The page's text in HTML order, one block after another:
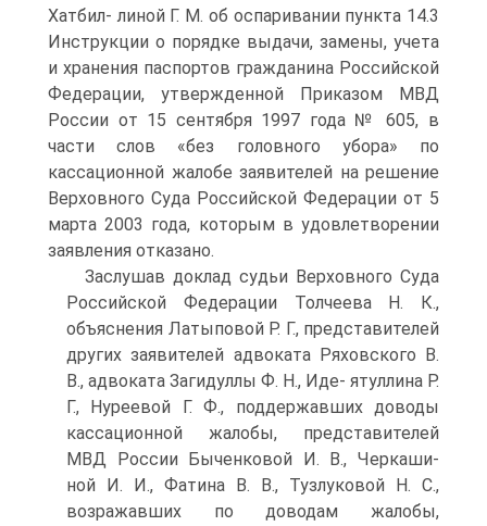
Хатбил- линой Г. М. об оспаривании пункта 14.3
Инструкции о порядке выдачи, замены, учета
и хранения паспортов гражданина Российской
Федерации, утвержденной Приказом МВД
России от 15 сентября 1997 года № 605, в
части слов «без головного убора» по
кассационной жалобе заявителей на решение
Верховного Суда Российской Федерации от 5
марта 2003 года, которым в удовлетворении
заявления отказано.
Заслушав доклад судьи Верховного Суда
Российской Федерации Толчеева Н. К.,
объяснения Латыповой Р. Г., представителей
других заявителей адвоката Ряховского В.
В., адвоката Загидуллы Ф. Н., Иде- ятуллина Р.
Г., Нуреевой Г. Ф., поддержавших доводы
кассационной жалобы, представителей
МВД России Быченковой И. В., Черкаши-
ной И. И., Фатина В. В., Тузлуковой Н. С.,
возражавших по доводам жалобы,